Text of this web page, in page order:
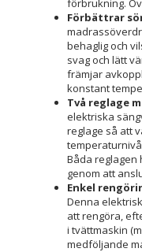
förbrukning.
Förbättrar
behaglig och
svag och lätt
främjar
konstant
Två reglage
elektriska
reglage så att
Båda reglagen
genom att
Enkel
Denna
att rengöra,
i tvättmaskin
medföljande